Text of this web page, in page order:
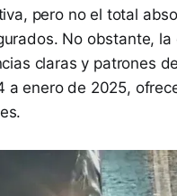
pero no el total
No obstante,
claras y patrones
a enero de 2025,